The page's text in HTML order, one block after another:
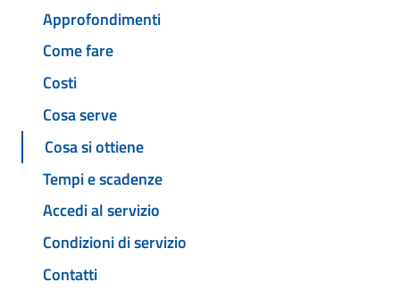
Approfondimenti
Come fare
Costi
Cosa serve
Cosa si ottiene
Tempi e scadenze
Accedi al servizio
Condizioni di servizio
Contatti